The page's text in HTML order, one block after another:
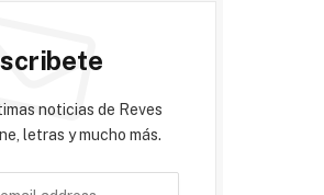
noticias de Reves
letras y mucho más.